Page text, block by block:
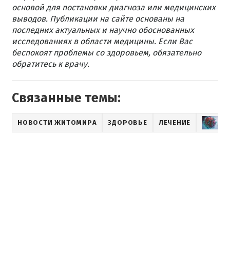
основой для постановки диагноза или медицинских
выводов. Публикации на сайте основаны на
последних актуальных и научно обоснованных
исследованиях в области медицины. Если Вас
беспокоят проблемы со здоровьем, обязательно
обратитесь к врачу.
Связанные темы:
НОВОСТИ ЖИТОМИРА ЗДОРОВЬЕ ЛЕЧЕНИЕ